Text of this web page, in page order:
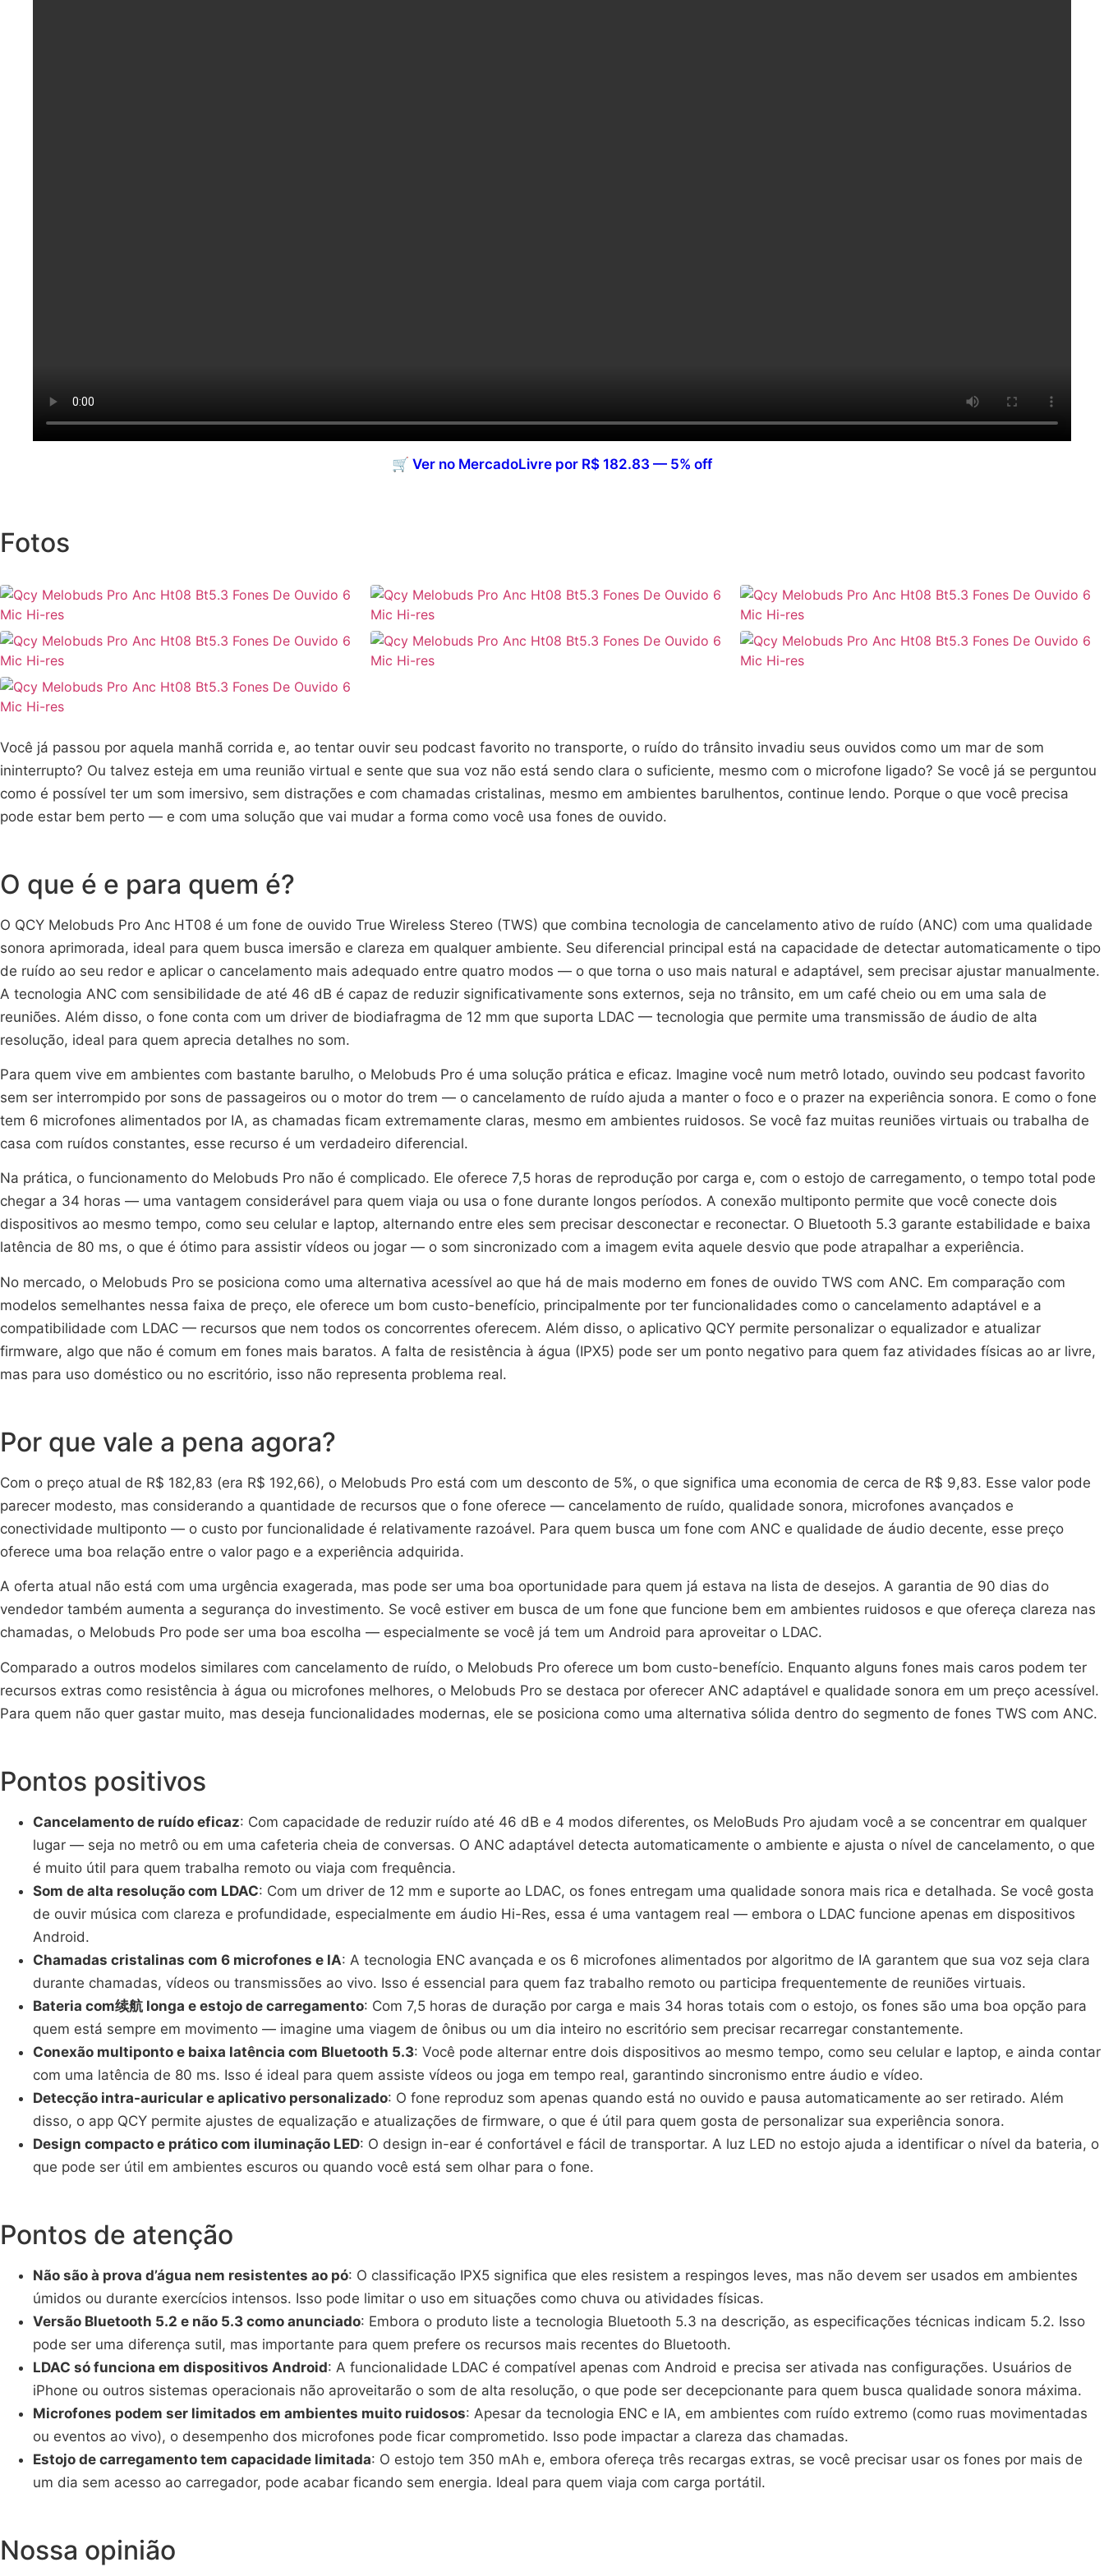
🛒 Ver no MercadoLivre por R$ 182.83 — 5% off
Fotos
Você já passou por aquela manhã corrida e, ao tentar ouvir seu podcast favorito no transporte, o ruído do trânsito invadiu seus ouvidos como um mar de som
ininterrupto? Ou talvez esteja em uma reunião virtual e sente que sua voz não está sendo clara o suficiente, mesmo com o microfone ligado? Se você já se perguntou
como é possível ter um som imersivo, sem distrações e com chamadas cristalinas, mesmo em ambientes barulhentos, continue lendo. Porque o que você precisa
pode estar bem perto — e com uma solução que vai mudar a forma como você usa fones de ouvido.
O que é e para quem é?
O QCY Melobuds Pro Anc HT08 é um fone de ouvido True Wireless Stereo (TWS) que combina tecnologia de cancelamento ativo de ruído (ANC) com uma qualidade
sonora aprimorada, ideal para quem busca imersão e clareza em qualquer ambiente. Seu diferencial principal está na capacidade de detectar automaticamente o tipo
de ruído ao seu redor e aplicar o cancelamento mais adequado entre quatro modos — o que torna o uso mais natural e adaptável, sem precisar ajustar manualmente.
A tecnologia ANC com sensibilidade de até 46 dB é capaz de reduzir significativamente sons externos, seja no trânsito, em um café cheio ou em uma sala de
reuniões. Além disso, o fone conta com um driver de biodiafragma de 12 mm que suporta LDAC — tecnologia que permite uma transmissão de áudio de alta
resolução, ideal para quem aprecia detalhes no som.
Para quem vive em ambientes com bastante barulho, o Melobuds Pro é uma solução prática e eficaz. Imagine você num metrô lotado, ouvindo seu podcast favorito
sem ser interrompido por sons de passageiros ou o motor do trem — o cancelamento de ruído ajuda a manter o foco e o prazer na experiência sonora. E como o fone
tem 6 microfones alimentados por IA, as chamadas ficam extremamente claras, mesmo em ambientes ruidosos. Se você faz muitas reuniões virtuais ou trabalha de
casa com ruídos constantes, esse recurso é um verdadeiro diferencial.
Na prática, o funcionamento do Melobuds Pro não é complicado. Ele oferece 7,5 horas de reprodução por carga e, com o estojo de carregamento, o tempo total pode
chegar a 34 horas — uma vantagem considerável para quem viaja ou usa o fone durante longos períodos. A conexão multiponto permite que você conecte dois
dispositivos ao mesmo tempo, como seu celular e laptop, alternando entre eles sem precisar desconectar e reconectar. O Bluetooth 5.3 garante estabilidade e baixa
latência de 80 ms, o que é ótimo para assistir vídeos ou jogar — o som sincronizado com a imagem evita aquele desvio que pode atrapalhar a experiência.
No mercado, o Melobuds Pro se posiciona como uma alternativa acessível ao que há de mais moderno em fones de ouvido TWS com ANC. Em comparação com
modelos semelhantes nessa faixa de preço, ele oferece um bom custo-benefício, principalmente por ter funcionalidades como o cancelamento adaptável e a
compatibilidade com LDAC — recursos que nem todos os concorrentes oferecem. Além disso, o aplicativo QCY permite personalizar o equalizador e atualizar
firmware, algo que não é comum em fones mais baratos. A falta de resistência à água (IPX5) pode ser um ponto negativo para quem faz atividades físicas ao ar livre,
mas para uso doméstico ou no escritório, isso não representa problema real.
Por que vale a pena agora?
Com o preço atual de R$ 182,83 (era R$ 192,66), o Melobuds Pro está com um desconto de 5%, o que significa uma economia de cerca de R$ 9,83. Esse valor pode
parecer modesto, mas considerando a quantidade de recursos que o fone oferece — cancelamento de ruído, qualidade sonora, microfones avançados e
conectividade multiponto — o custo por funcionalidade é relativamente razoável. Para quem busca um fone com ANC e qualidade de áudio decente, esse preço
oferece uma boa relação entre o valor pago e a experiência adquirida.
A oferta atual não está com uma urgência exagerada, mas pode ser uma boa oportunidade para quem já estava na lista de desejos. A garantia de 90 dias do
vendedor também aumenta a segurança do investimento. Se você estiver em busca de um fone que funcione bem em ambientes ruidosos e que ofereça clareza nas
chamadas, o Melobuds Pro pode ser uma boa escolha — especialmente se você já tem um Android para aproveitar o LDAC.
Comparado a outros modelos similares com cancelamento de ruído, o Melobuds Pro oferece um bom custo-benefício. Enquanto alguns fones mais caros podem ter
recursos extras como resistência à água ou microfones melhores, o Melobuds Pro se destaca por oferecer ANC adaptável e qualidade sonora em um preço acessível.
Para quem não quer gastar muito, mas deseja funcionalidades modernas, ele se posiciona como uma alternativa sólida dentro do segmento de fones TWS com ANC.
Pontos positivos
Cancelamento de ruído eficaz: Com capacidade de reduzir ruído até 46 dB e 4 modos diferentes, os MeloBuds Pro ajudam você a se concentrar em qualquer
lugar — seja no metrô ou em uma cafeteria cheia de conversas. O ANC adaptável detecta automaticamente o ambiente e ajusta o nível de cancelamento, o que
é muito útil para quem trabalha remoto ou viaja com frequência.
Som de alta resolução com LDAC: Com um driver de 12 mm e suporte ao LDAC, os fones entregam uma qualidade sonora mais rica e detalhada. Se você gosta
de ouvir música com clareza e profundidade, especialmente em áudio Hi-Res, essa é uma vantagem real — embora o LDAC funcione apenas em dispositivos
Android.
Chamadas cristalinas com 6 microfones e IA: A tecnologia ENC avançada e os 6 microfones alimentados por algoritmo de IA garantem que sua voz seja clara
durante chamadas, vídeos ou transmissões ao vivo. Isso é essencial para quem faz trabalho remoto ou participa frequentemente de reuniões virtuais.
Bateria com续航 longa e estojo de carregamento: Com 7,5 horas de duração por carga e mais 34 horas totais com o estojo, os fones são uma boa opção para
quem está sempre em movimento — imagine uma viagem de ônibus ou um dia inteiro no escritório sem precisar recarregar constantemente.
Conexão multiponto e baixa latência com Bluetooth 5.3: Você pode alternar entre dois dispositivos ao mesmo tempo, como seu celular e laptop, e ainda contar
com uma latência de 80 ms. Isso é ideal para quem assiste vídeos ou joga em tempo real, garantindo sincronismo entre áudio e vídeo.
Detecção intra-auricular e aplicativo personalizado: O fone reproduz som apenas quando está no ouvido e pausa automaticamente ao ser retirado. Além
disso, o app QCY permite ajustes de equalização e atualizações de firmware, o que é útil para quem gosta de personalizar sua experiência sonora.
Design compacto e prático com iluminação LED: O design in-ear é confortável e fácil de transportar. A luz LED no estojo ajuda a identificar o nível da bateria, o
que pode ser útil em ambientes escuros ou quando você está sem olhar para o fone.
Pontos de atenção
Não são à prova d’água nem resistentes ao pó: O classificação IPX5 significa que eles resistem a respingos leves, mas não devem ser usados em ambientes
úmidos ou durante exercícios intensos. Isso pode limitar o uso em situações como chuva ou atividades físicas.
Versão Bluetooth 5.2 e não 5.3 como anunciado: Embora o produto liste a tecnologia Bluetooth 5.3 na descrição, as especificações técnicas indicam 5.2. Isso
pode ser uma diferença sutil, mas importante para quem prefere os recursos mais recentes do Bluetooth.
LDAC só funciona em dispositivos Android: A funcionalidade LDAC é compatível apenas com Android e precisa ser ativada nas configurações. Usuários de
iPhone ou outros sistemas operacionais não aproveitarão o som de alta resolução, o que pode ser decepcionante para quem busca qualidade sonora máxima.
Microfones podem ser limitados em ambientes muito ruidosos: Apesar da tecnologia ENC e IA, em ambientes com ruído extremo (como ruas movimentadas
ou eventos ao vivo), o desempenho dos microfones pode ficar comprometido. Isso pode impactar a clareza das chamadas.
Estojo de carregamento tem capacidade limitada: O estojo tem 350 mAh e, embora ofereça três recargas extras, se você precisar usar os fones por mais de
um dia sem acesso ao carregador, pode acabar ficando sem energia. Ideal para quem viaja com carga portátil.
Nossa opinião